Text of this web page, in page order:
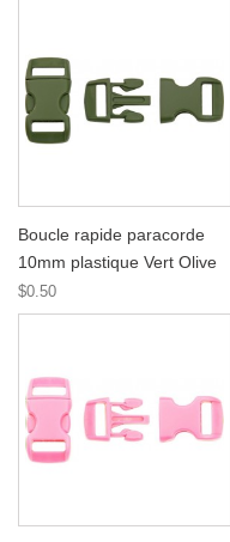
Boucle rapide paracorde
10mm plastique Vert Olive
$0.50